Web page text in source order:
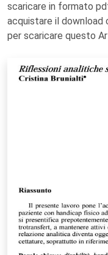
scaricare in formato
acquistare il download
per scaricare questo